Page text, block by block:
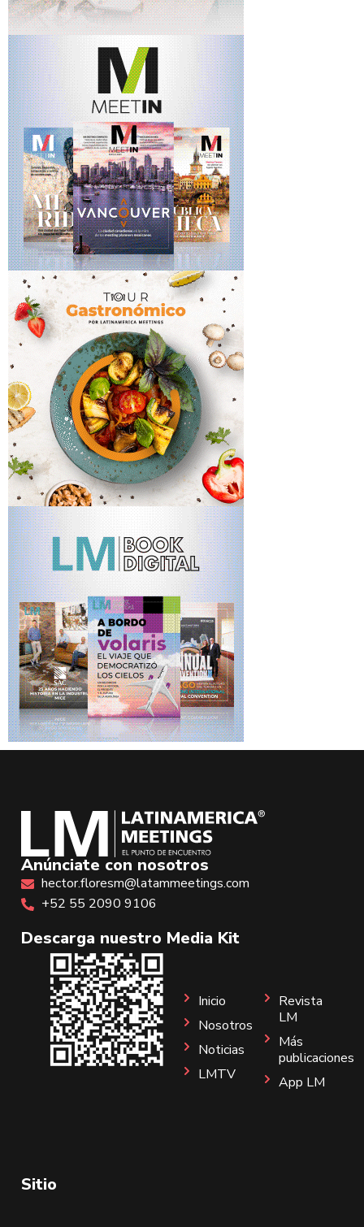
Anúnciate con nosotros
hector.floresm@latammeetings.com
+52 55 2090 9106
Descarga nuestro Media Kit
Sitio
Inicio
Nosotros
Noticias
LMTV
Revista
LM
Más
publicaciones
App LM